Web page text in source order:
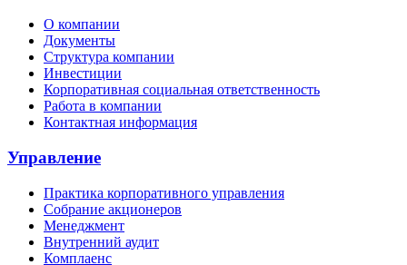
О компании
Документы
Структура компании
Инвестиции
Корпоративная социальная ответственность
Работа в компании
Контактная информация
Управление
Практика корпоративного управления
Собрание акционеров
Менеджмент
Внутренний аудит
Комплаенс